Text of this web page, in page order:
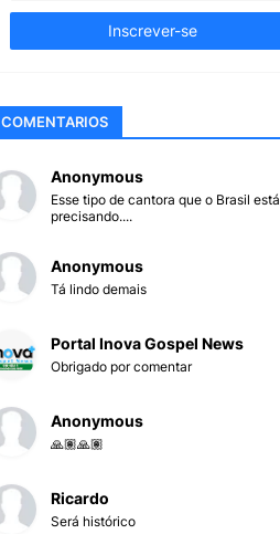
COMENTARIOS
Anonymous
Esse tipo de cantora que o Brasil está
precisando....
Anonymous
Tá lindo demais
Portal Inova Gospel News
Obrigado por comentar
Anonymous
🙏🏽🙏🏽
Ricardo
Será histórico